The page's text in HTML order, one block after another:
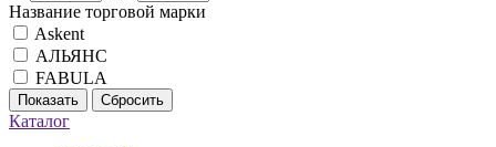
Название торговой марки
Askent
АЛЬЯНС
FABULA
Показать Сбросить
Каталог